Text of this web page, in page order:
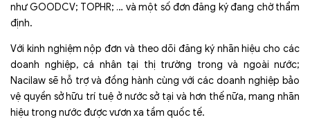
như GOODCV; TOPHR; … và một số đơn đăng ký đang chờ thẩm
định.
Với kinh nghiệm nộp đơn và theo dõi đăng ký nhãn hiệu cho các
doanh nghiệp, cá nhân tại thị trường trong và ngoài nước;
Nacilaw sẽ hỗ trợ và đồng hành cùng với các doanh nghiệp bảo
vệ quyền sở hữu trí tuệ ở nước sở tại và hơn thế nữa, mang nhãn
hiệu trong nước được vươn xa tầm quốc tế.